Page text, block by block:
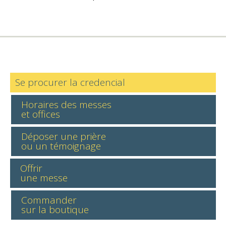
Se procurer la credencial
Horaires des messes
et offices
Déposer une prière
ou un témoignage
Offrir
une messe
Commander
sur la boutique